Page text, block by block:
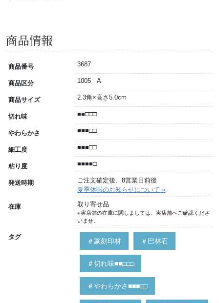
商品情報
商品番号 3687
商品区分 1005 A
商品サイズ 2.3角×高さ5.0cm
切れ味 ■■□□□
やわらかさ ■■■□□
細工度 ■■■□□
粘り度 ■■■■□
発送時期
ご注文確定後、8営業日前後
夏季休暇のお知らせについて »
在庫 取り寄せ品
※実店舗の在庫に関しましては、実店舗へご確認くださ
いませ。
タグ
＃篆刻印材 ＃巴林石
＃切れ味■■□□□
＃やわらかさ■■■□□